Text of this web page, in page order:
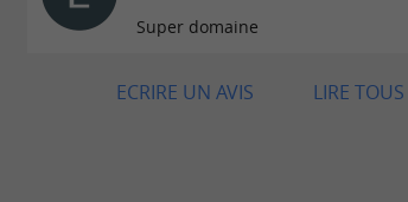
Super domaine
LIRE
ECRIRE UN AVIS